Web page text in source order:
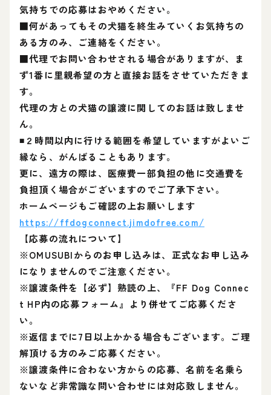
気持ちでの応募はおやめください。
■何があってもその犬猫を終生みていくお気持ちの
ある方のみ、ご連絡をください。
■代理でお問い合わせされる場合がありますが、ま
ず1番に里親希望の方と直接お話をさせていただきま
す。
代理の方との犬猫の譲渡に関してのお話は致しませ
ん。
◾２時間以内に行ける範囲を希望していますがよいご
縁なら、がんばることもあります。
更に、遠方の際は、医療費一部負担の他に交通費を
負担頂く場合がございますのでご了承下さい。
ホームページもご確認の上お願いします
https://ffdogconnect.jimdofree.com/
【応募の流れについて】
※OMUSUBIからのお申し込みは、正式なお申し込み
になりませんのでご注意ください。
※譲渡条件を【必ず】熟読の上、『FF Dog Connec
t HP内の応募フォーム』より併せてご応募くださ
い。
※返信までに7日以上かかる場合もございます。ご理
解頂ける方のみご応募ください。
※譲渡条件に合わない方からの応募、名前を名乗ら
ないなど非常識な問い合わせには対応致しません。